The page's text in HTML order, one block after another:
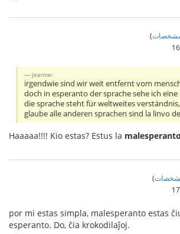
)
jeanne:
irgendwie sind wir weit entfernt vom
doch in esperanto der sprache sehe ich
die sprache steht für weltweites
glaube alle anderen sprachen sind la linvo
Haaaaa!!!! Kio estas? Estus la malesperanto
)
por mi estas simpla, malesperanto estas
esperanto. Do, ĉia krokodilaĵoj.